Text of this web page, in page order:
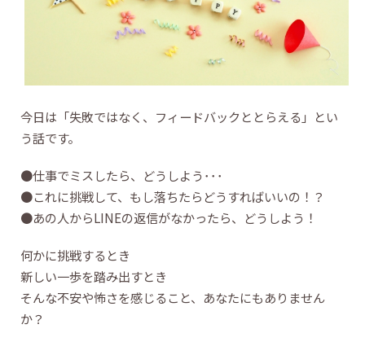
今日は「失敗ではなく、フィードバックととらえる」とい
う話です。
●仕事でミスしたら、どうしよう･･･
●これに挑戦して、もし落ちたらどうすればいいの！？
●あの人からLINEの返信がなかったら、どうしよう！
何かに挑戦するとき
新しい一歩を踏み出すとき
そんな不安や怖さを感じること、あなたにもありません
か？